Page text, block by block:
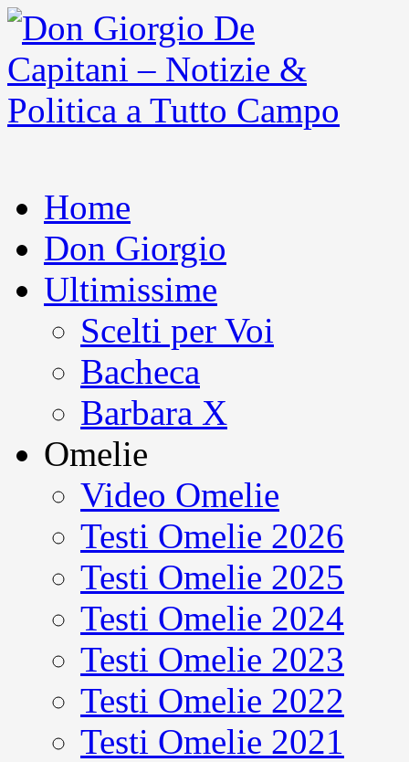
Home
Don Giorgio
Ultimissime
Scelti per Voi
Bacheca
Barbara X
Omelie
Video Omelie
Testi Omelie 2026
Testi Omelie 2025
Testi Omelie 2024
Testi Omelie 2023
Testi Omelie 2022
Testi Omelie 2021